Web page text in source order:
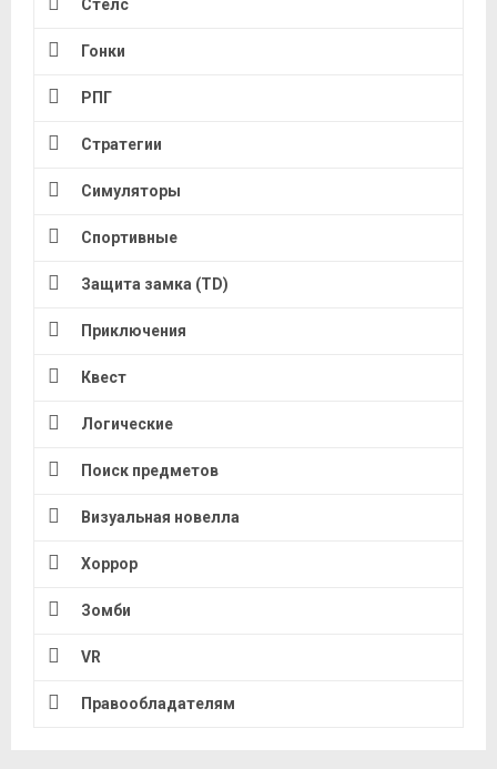
Стелс
Гонки
РПГ
Стратегии
Симуляторы
Спортивные
Защита замка (TD)
Приключения
Квест
Логические
Поиск предметов
Визуальная новелла
Хоррор
Зомби
VR
Правообладателям